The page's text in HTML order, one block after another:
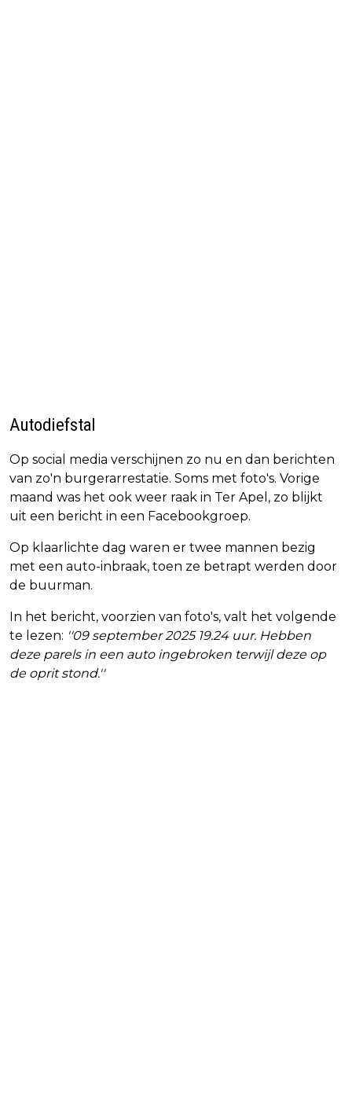
Autodiefstal
Op social media verschijnen zo nu en dan berichten
van zo'n burgerarrestatie. Soms met foto's. Vorige
maand was het ook weer raak in Ter Apel, zo blijkt
uit een bericht in een Facebookgroep.
Op klaarlichte dag waren er twee mannen bezig
met een auto-inbraak, toen ze betrapt werden door
de buurman.
In het bericht, voorzien van foto's, valt het volgende
te lezen: ''09 september 2025 19.24 uur. Hebben
deze parels in een auto ingebroken terwijl deze op
de oprit stond.''